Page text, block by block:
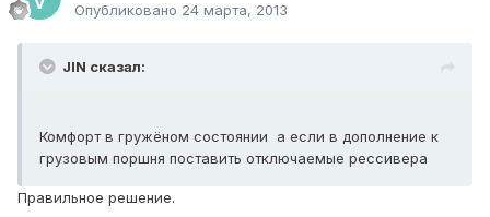
Опубликовано 24 марта, 2013
JIN сказал:
Комфорт в гружёном состоянии а если в дополнение к
грузовым поршня поставить отключаемые рессивера
Правильное решение.